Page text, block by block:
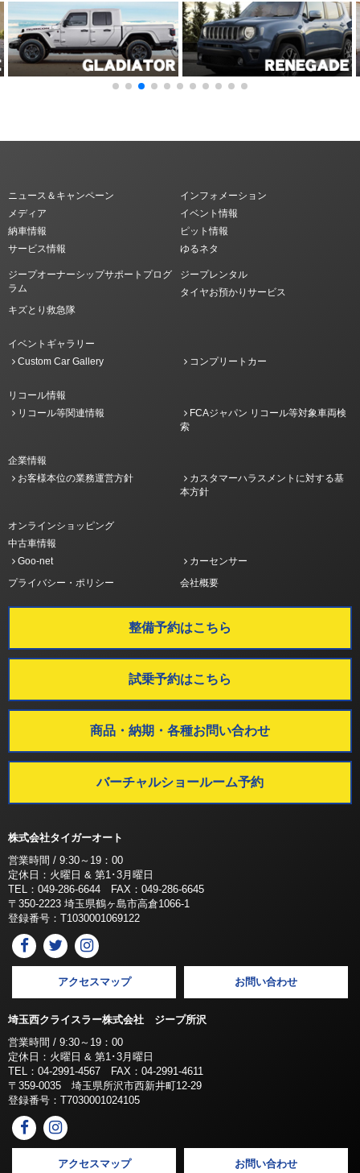
ニュース＆キャンペーン
インフォメーション
メディア
イベント情報
納車情報
ピット情報
サービス情報
ゆるネタ
ジープオーナーシップサポートプログ
ラム
ジープレンタル
タイヤお預かりサービス
キズとり救急隊
イベントギャラリー
Custom Car Gallery
コンプリートカー
リコール情報
リコール等関連情報
FCAジャパン リコール等対象車両検
索
企業情報
お客様本位の業務運営方針
カスタマーハラスメントに対する基
本方針
オンラインショッピング
中古車情報
Goo-net
カーセンサー
プライバシー・ポリシー
会社概要
整備予約はこちら
試乗予約はこちら
商品・納期・各種お問い合わせ
バーチャルショールーム予約
株式会社タイガーオート
営業時間 / 9:30～19：00
定休日：火曜日 & 第1･3月曜日
TEL：049-286-6644 FAX：049-286-6645
〒350-2223 埼玉県鶴ヶ島市高倉1066-1
登録番号：T1030001069122
アクセスマップ お問い合わせ
埼玉西クライスラー株式会社 ジープ所沢
営業時間 / 9:30～19：00
定休日：火曜日 & 第1･3月曜日
TEL：04-2991-4567 FAX：04-2991-4611
〒359-0035 埼玉県所沢市西新井町12-29
登録番号：T7030001024105
アクセスマップ お問い合わせ